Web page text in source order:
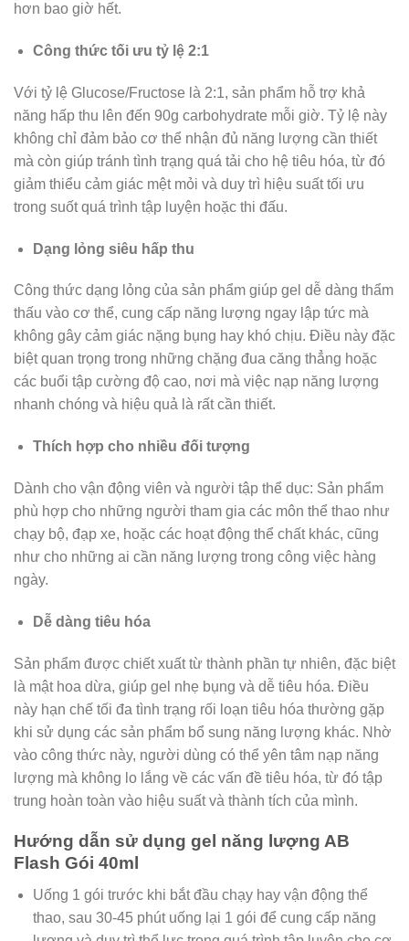
hơn bao giờ hết.
Công thức tối ưu tỷ lệ 2:1
Với tỷ lệ Glucose/Fructose là 2:1, sản phẩm hỗ trợ khả
năng hấp thu lên đến 90g carbohydrate mỗi giờ. Tỷ lệ này
không chỉ đảm bảo cơ thể nhận đủ năng lượng cần thiết
mà còn giúp tránh tình trạng quá tải cho hệ tiêu hóa, từ đó
giảm thiểu cảm giác mệt mỏi và duy trì hiệu suất tối ưu
trong suốt quá trình tập luyện hoặc thi đấu.
Dạng lỏng siêu hấp thu
Công thức dạng lỏng của sản phẩm giúp gel dễ dàng thẩm
thấu vào cơ thể, cung cấp năng lượng ngay lập tức mà
không gây cảm giác nặng bụng hay khó chịu. Điều này đặc
biệt quan trọng trong những chặng đua căng thẳng hoặc
các buổi tập cường độ cao, nơi mà việc nạp năng lượng
nhanh chóng và hiệu quả là rất cần thiết.
Thích hợp cho nhiều đối tượng
Dành cho vận động viên và người tập thể dục: Sản phẩm
phù hợp cho những người tham gia các môn thể thao như
chạy bộ, đạp xe, hoặc các hoạt động thể chất khác, cũng
như cho những ai cần năng lượng trong công việc hàng
ngày.
Dễ dàng tiêu hóa
Sản phẩm được chiết xuất từ thành phần tự nhiên, đặc biệt
là mật hoa dừa, giúp gel nhẹ bụng và dễ tiêu hóa. Điều
này hạn chế tối đa tình trạng rối loạn tiêu hóa thường gặp
khi sử dụng các sản phẩm bổ sung năng lượng khác. Nhờ
vào công thức này, người dùng có thể yên tâm nạp năng
lượng mà không lo lắng về các vấn đề tiêu hóa, từ đó tập
trung hoàn toàn vào hiệu suất và thành tích của mình.
Hướng dẫn sử dụng gel năng lượng AB
Flash Gói 40ml
Uống 1 gói trước khi bắt đầu chạy hay vận động thể
thao, sau 30-45 phút uống lại 1 gói để cung cấp năng